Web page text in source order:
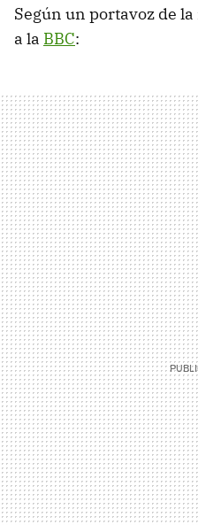
Según un portavoz de
a la BBC: